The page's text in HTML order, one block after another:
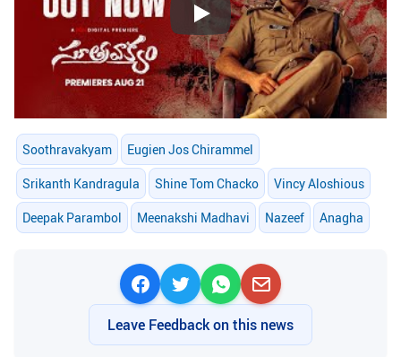
Play
Soothravakyam Eugien Jos Chirammel
Srikanth Kandragula Shine Tom Chacko Vincy Aloshious
Deepak Parambol Meenakshi Madhavi Nazeef Anagha
Leave Feedback on this news